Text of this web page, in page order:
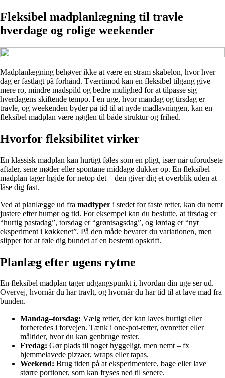
Fleksibel madplanlægning til travle
hverdage og rolige weekender
Madplanlægning behøver ikke at være en stram skabelon, hvor hver
dag er fastlagt på forhånd. Tværtimod kan en fleksibel tilgang give
mere ro, mindre madspild og bedre mulighed for at tilpasse sig
hverdagens skiftende tempo. I en uge, hvor mandag og tirsdag er
travle, og weekenden byder på tid til at nyde madlavningen, kan en
fleksibel madplan være nøglen til både struktur og frihed.
Hvorfor fleksibilitet virker
En klassisk madplan kan hurtigt føles som en pligt, især når uforudsete
aftaler, sene møder eller spontane middage dukker op. En fleksibel
madplan tager højde for netop det – den giver dig et overblik uden at
låse dig fast.
Ved at planlægge ud fra madtyper i stedet for faste retter, kan du nemt
justere efter humør og tid. For eksempel kan du beslutte, at tirsdag er
“hurtig pastadag”, torsdag er “grøntsagsdag”, og lørdag er “nyt
eksperiment i køkkenet”. På den måde bevarer du variationen, men
slipper for at føle dig bundet af en bestemt opskrift.
Planlæg efter ugens rytme
En fleksibel madplan tager udgangspunkt i, hvordan din uge ser ud.
Overvej, hvornår du har travlt, og hvornår du har tid til at lave mad fra
bunden.
Mandag–torsdag: Vælg retter, der kan laves hurtigt eller
forberedes i forvejen. Tænk i one-pot-retter, ovnretter eller
måltider, hvor du kan genbruge rester.
Fredag: Gør plads til noget hyggeligt, men nemt – fx
hjemmelavede pizzaer, wraps eller tapas.
Weekend: Brug tiden på at eksperimentere, bage eller lave
større portioner, som kan fryses ned til senere.